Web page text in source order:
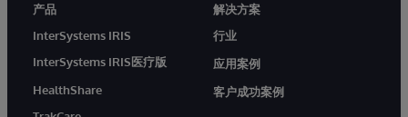
产品
InterSystems IRIS
InterSystems IRIS医疗版
HealthShare
解决方案
行业
应用案例
客户成功案例